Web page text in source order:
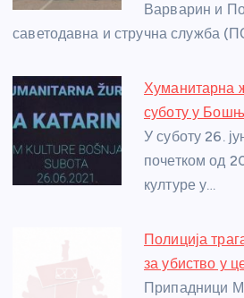
k
Варварин и
саветодавна и стручна служба
Хуманитарна
суботу у
У суботу 26.
почетком од
културе у…
Полиција
за убиство у
Припадници